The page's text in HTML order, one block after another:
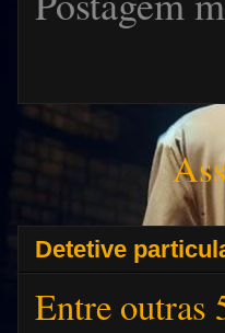
Detetive
Entre outras